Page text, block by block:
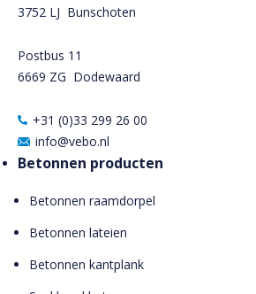
3752 LJ Bunschoten
Postbus 11
6669 ZG Dodewaard
+31 (0)33 299 26 00
info@vebo.nl
Betonnen producten
Betonnen raamdorpel
Betonnen lateien
Betonnen kantplank